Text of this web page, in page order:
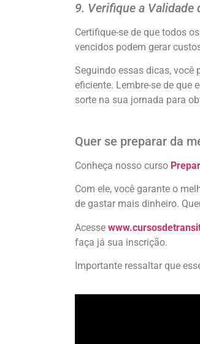
9. Verifique a Validade
Certifique-se de que todos
vencidos podem gerar
Seguindo essas dicas, você
eficiente. Lembre-se de que
sorte na sua jornada para
Quer se preparar da
Conheça nosso curso
Com ele, você garante o
de gastar mais dinheiro.
Acesse
faça já sua inscrição.
Importante ressaltar que